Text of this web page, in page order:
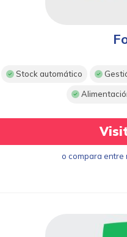
Stock automático
o compara entre